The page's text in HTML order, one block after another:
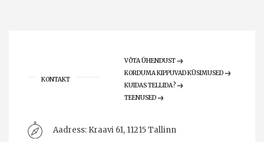
KONTAKT
VÕTA ÜHENDUST
KORDUMA KIPPUVAD KÜSIMUSED
KUIDAS TELLIDA?
TEENUSED
Aadress: Kraavi 61, 11215 Tallinn